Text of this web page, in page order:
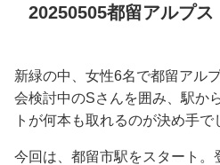
20250505都留アルプス
新緑の中、女性6名で都留アル
会検討中のSさんを囲み、駅か
トが何本も取れるのが決め手で
今回は、都留市駅をスタート。